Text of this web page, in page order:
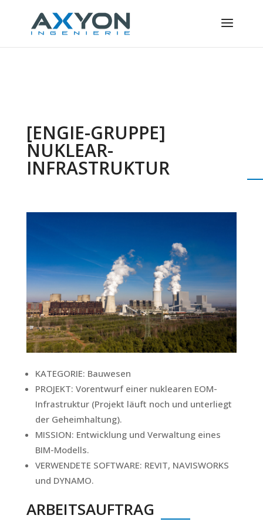
[ENGIE-GRUPPE]
NUKLEAR-
INFRASTRUKTUR
KATEGORIE: Bauwesen
PROJEKT: Vorentwurf einer nuklearen EOM-
Infrastruktur (Projekt läuft noch und unterliegt
der Geheimhaltung).
MISSION: Entwicklung und Verwaltung eines
BIM-Modells.
VERWENDETE SOFTWARE: REVIT, NAVISWORKS
und DYNAMO.
ARBEITSAUFTRAG